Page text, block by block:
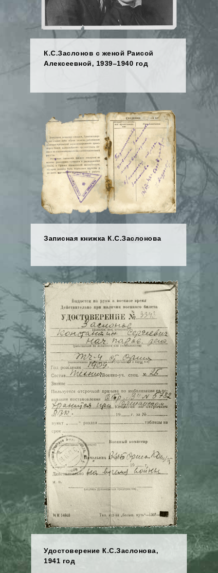
К.С.Заслонов с женой Раисой
Алексеевной, 1939–1940 год
Удостоверение К.С.Заслонова,
1941 год
Записная книжка К.С.Заслонова